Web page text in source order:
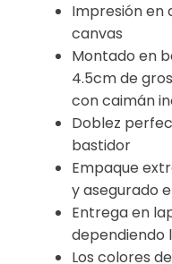
Impresión en
canvas
Montado en
4.5cm de
con caimán
Doblez
bastidor
Empaque
y asegurado
Entrega en
dependiendo
Los colores